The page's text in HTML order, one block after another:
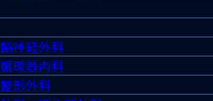
脳神経外科
循環器内科
整形外科